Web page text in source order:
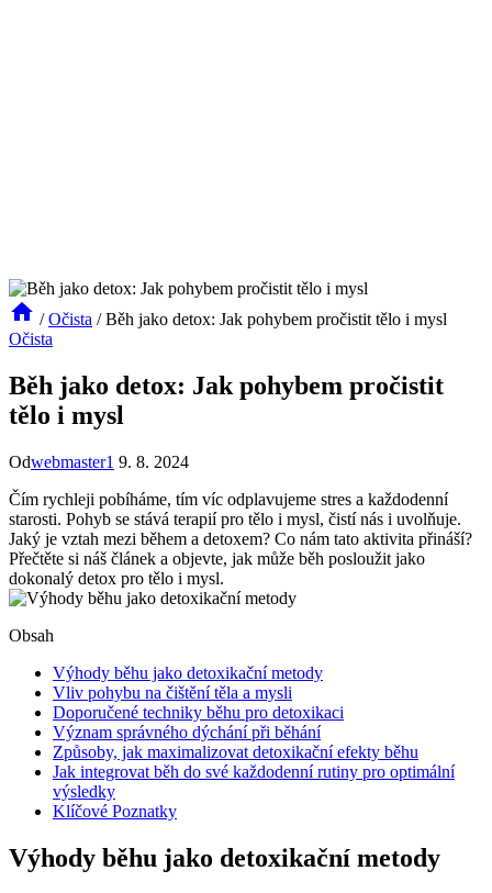
/ Očista / Běh jako detox: Jak pohybem pročistit tělo i mysl
Očista
Běh jako detox: Jak pohybem pročistit
tělo i mysl
Odwebmaster1 9. 8. 2024
Čím rychleji pobíháme, tím víc odplavujeme stres a každodenní
starosti. Pohyb se stává terapií pro tělo i mysl, čistí nás i uvolňuje.
Jaký je vztah mezi během a detoxem? Co nám tato aktivita přináší?
Přečtěte si náš článek a objevte, jak může běh posloužit jako
dokonalý detox pro tělo i mysl.
Obsah
Výhody běhu jako detoxikační metody
Vliv pohybu na čištění těla a mysli
Doporučené techniky běhu pro detoxikaci
Význam správného dýchání při běhání
Způsoby, jak maximalizovat detoxikační efekty běhu
Jak integrovat běh do své každodenní rutiny pro optimální
výsledky
Klíčové Poznatky
Výhody běhu jako detoxikační metody